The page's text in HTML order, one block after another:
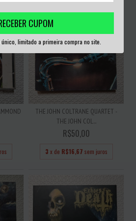
CUPOM
único, limitado a primeira compra no site.
THE JOHN COLTRANE QUARTET -
THE JOHN COL...
R$50,00
3 x de R$16,67 sem juros